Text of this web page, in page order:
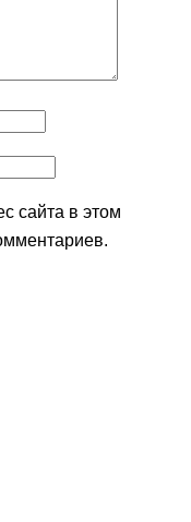
сайта в этом